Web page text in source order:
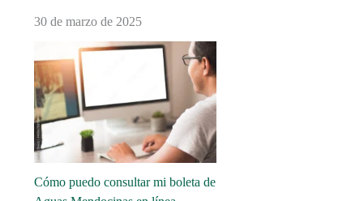
30 de marzo de 2025
Cómo puedo consultar mi boleta de